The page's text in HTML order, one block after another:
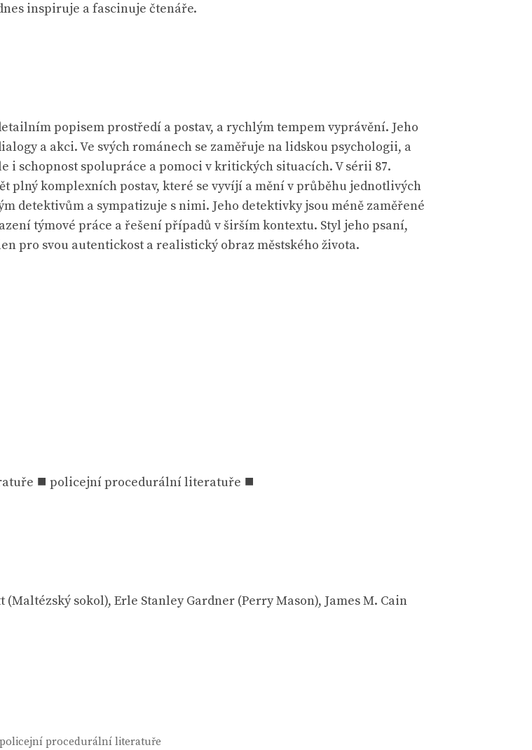
inspiruje a fascinuje čtenáře.
popisem prostředí a postav, a rychlým tempem vyprávění. Jeho
a akci. Ve svých románech se zaměřuje na lidskou psychologii, a
i schopnost spolupráce a pomoci v kritických situacích. V sérii 87.
plný komplexních postav, které se vyvíjí a mění v průběhu jednotlivých
detektivům a sympatizuje s nimi. Jeho detektivky jsou méně zaměřené
týmové práce a řešení případů v širším kontextu. Styl jeho psaní,
pro svou autentickost a realistický obraz městského života.
⯀ policejní procedurální literatuře ⯀
sokol), Erle Stanley Gardner (Perry Mason), James M. Cain
policejní procedurální literatuře